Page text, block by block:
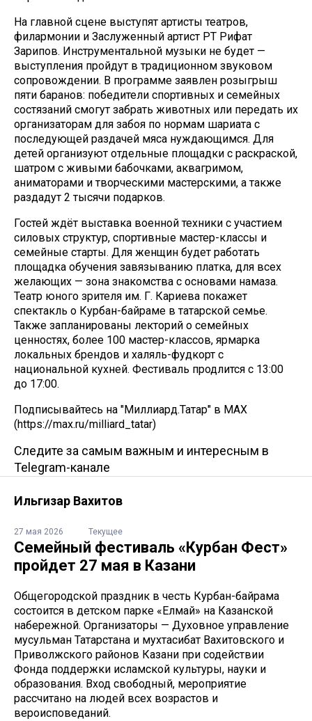
На главной сцене выступят артисты театров,
филармонии и Заслуженный артист РТ Рифат
Зарипов. Инструментальной музыки не будет —
выступления пройдут в традиционном звуковом
сопровождении. В программе заявлен розыгрыш
пяти баранов: победители спортивных и семейных
состязаний смогут забрать животных или передать их
организаторам для забоя по нормам шариата с
последующей раздачей мяса нуждающимся. Для
детей организуют отдельные площадки с раскраской,
шатром с живыми бабочками, аквагримом,
аниматорами и творческими мастерскими, а также
раздадут 2 тысячи подарков.
Гостей ждёт выставка военной техники с участием
силовых структур, спортивные мастер-классы и
семейные старты. Для женщин будет работать
площадка обучения завязыванию платка, для всех
желающих — зона знакомства с основами намаза.
Театр юного зрителя им. Г. Кариева покажет
спектакль о Курбан-байраме в татарской семье.
Также запланированы лекторий о семейных
ценностях, более 100 мастер-классов, ярмарка
локальных брендов и халяль-фудкорт с
национальной кухней. Фестиваль продлится с 13:00
до 17:00.
Подписывайтесь на "Миллиард.Татар" в МАХ
(https://max.ru/milliard_tatar)
Следите за самым важным и интересным в
Telegram-канале
Ильгизар Вахитов
27 мая 2026 Текущее
Семейный фестиваль «Курбан Фест»
пройдет 27 мая в Казани
Общегородской праздник в честь Курбан-байрама
состоится в детском парке «Елмай» на Казанской
набережной. Организаторы — Духовное управление
мусульман Татарстана и мухтасибат Вахитовского и
Приволжского районов Казани при содействии
Фонда поддержки исламской культуры, науки и
образования. Вход свободный, мероприятие
рассчитано на людей всех возрастов и
вероисповеданий.